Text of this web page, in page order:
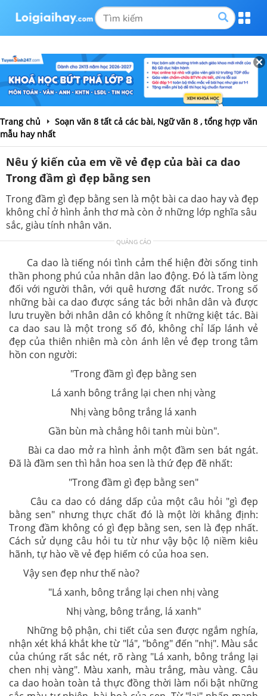
🎯 Lớp 1-12 tại Tuyensinh247 (Từ 10-12/08)
Bắt đầu sau
7
43
Phút
Giây
Xem chi tiết
Trang chủ
Soạn văn 8 tất cả các bài, Ngữ văn 8 , tổng hợp văn
mẫu hay nhất
Nêu ý kiến của em về vẻ đẹp của bài ca dao
Trong đầm gì đẹp bằng sen
Trong đầm gì đẹp bằng sen là một bài ca dao hay và đẹp
không chỉ ở hình ảnh thơ mà còn ở những lớp nghĩa sâu
sắc, giàu tính nhân văn.
Ca dao là tiếng nói tình cảm thể hiện đời sống tinh
thần phong phú của nhân dân lao động. Đó là tấm lòng
đối với người thân, với quê hương đất nước. Trong số
những bài ca dao được sáng tác bởi nhân dân và được
lưu truyền bởi nhân dân có không ít những kiệt tác. Bài
ca dao sau là một trong số đó, không chỉ lấp lánh vẻ
đẹp của thiên nhiên mà còn ánh lên vẻ đẹp trong tâm
hồn con người:
"Trong đầm gì đẹp bằng sen
Lá xanh bông trắng lại chen nhị vàng
Nhị vàng bông trắng lá xanh
Gần bùn mà chẳng hôi tanh mùi bùn".
Bài ca dao mở ra hình ảnh một đầm sen bát ngát.
Đã là đầm sen thì hẳn hoa sen là thứ đẹp đẽ nhất:
"Trong đầm gì đẹp bằng sen"
Câu ca dao có dáng dấp của một câu hỏi "gì đẹp
bằng sen" nhưng thực chất đó là một lời khẳng định:
Trong đầm không có gì đẹp bằng sen, sen là đẹp nhất.
Cách sử dụng câu hỏi tu từ như vậy bộc lộ niềm kiêu
hãnh, tự hào về vẻ đẹp hiếm có của hoa sen.
Vậy sen đẹp như thế nào?